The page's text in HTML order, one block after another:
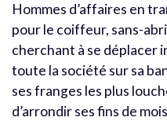
Hommes d’affaires en
pour le coiffeur, sans-
cherchant à se déplacer
toute la société sur sa
ses franges les plus
d’arrondir ses fins de